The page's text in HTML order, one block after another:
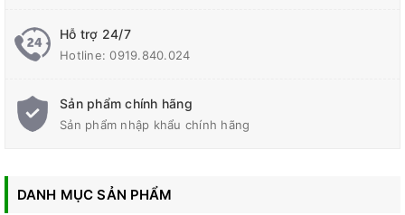
Hỗ trợ 24/7
Hotline:0919.840.024
Sản phẩm chính hãng
Sản phẩm nhập khẩu chính hãng
DANH MỤC SẢN PHẨM